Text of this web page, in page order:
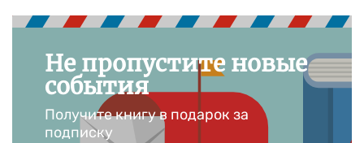
Не пропустите новые
события
Получите книгу в подарок за
подписку